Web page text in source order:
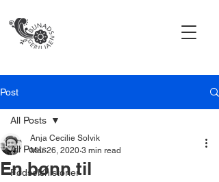
Post
All Posts
Fødselshistorier
All Posts
En bønn til
Anja Cecilie Solvik
Mar 26, 2020 3 min read